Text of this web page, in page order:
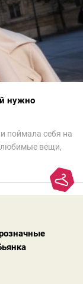
нужно
поймала себя на
любимые вещи,
сделала шаг